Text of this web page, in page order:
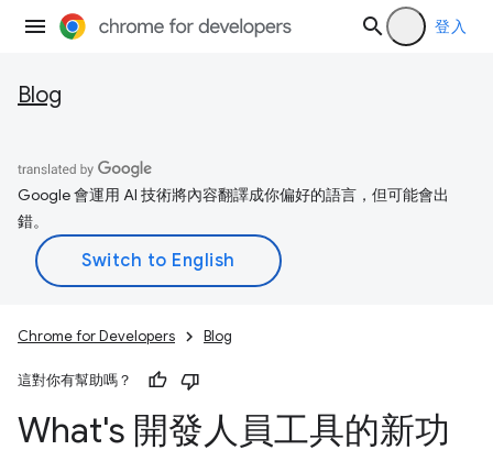
登入
Blog
Google 會運用 AI 技術將內容翻譯成你偏好的語言，但可能會出
錯。
Chrome for Developers Blog
這對你有幫助嗎？
What's 開發人員工具的新功